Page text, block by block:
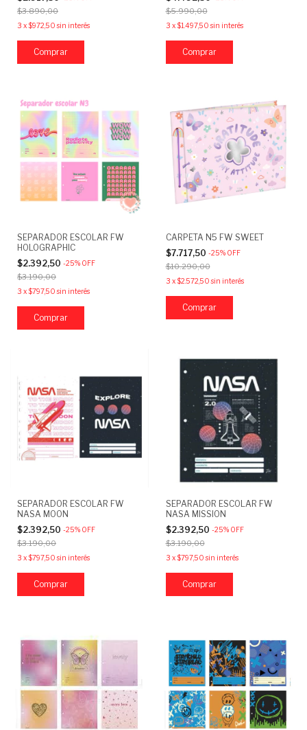
$3.890,00
3 x$972,50 sin interés
$5.990,00
3 x$1.497,50 sin interés
Comprar
SEPARADOR ESCOLAR FW
HOLOGRAPHIC
$2.392,50 -25% OFF
$3.190,00
3 x$797,50 sin interés
CARPETA N5 FW SWEET
$7.717,50 -25% OFF
$10.290,00
3 x$2.572,50 sin interés
SEPARADOR ESCOLAR FW
NASA MOON
$2.392,50 -25% OFF
$3.190,00
3 x$797,50 sin interés
Comprar
SEPARADOR ESCOLAR FW
NASA MISSION
$2.392,50 -25% OFF
$3.190,00
3 x$797,50 sin interés